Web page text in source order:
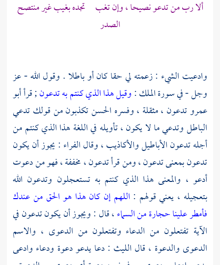
ألا رب من تدعو نصيحا ، وإن تغب تجده بغيب غير منتصح
الصدر
وادعيت الشيء : زعمته لي حقا كان أو باطلا . وقول الله - عز
وجل - في سورة الملك :وقيل هذا الذي كنتم به تدعون; قرأأبو
عمروتدعون ، مثقلة ، وفسره الحسنتكذبون من قولك تدعي
الباطل وتدعي ما لا يكون ، تأويله في اللغة هذا الذي كنتم من
أجله تدعون الأباطيل والأكاذيب ، وقالالفراء : يجوز أن يكون
تدعون بمعنى تدعون ، ومن قرأ تدعون ، مخففة ، فهو من دعوت
أدعو ، والمعنى هذا الذي كنتم به تستعجلون وتدعون الله
بتعجيله ، يعني قولهم : اللهم إن كان هذا هو الحق من عندك
فأمطر علينا حجارة من السماء، قال : ويجوز أن يكون تدعون في
الآية تفتعلون من الدعاء وتفتعلون من الدعوى ، والاسم
الدعوى والدعوة ، قال الليث : دعا يدعو دعوة ودعاء وادعى